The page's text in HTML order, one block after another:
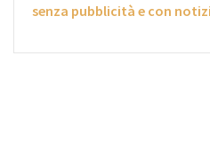
senza pubblicità e con